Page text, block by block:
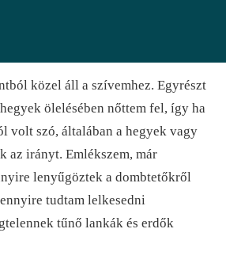
közel áll a szívemhez. Egyrészt
ölelésében nőttem fel, így ha
volt szó, általában a hegyek vagy
az irányt. Emlékszem, már
lenyűgöztek a dombtetőkről
tudtam lelkesedni
tűnő lankák és erdők